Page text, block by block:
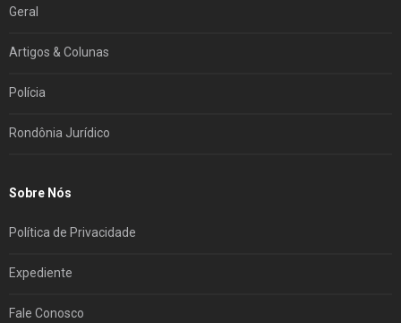
Geral
Artigos & Colunas
Polícia
Rondônia Jurídico
Sobre Nós
Política de Privacidade
Expediente
Fale Conosco